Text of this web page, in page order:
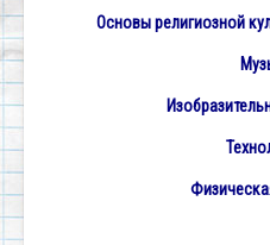
Основы религиозной